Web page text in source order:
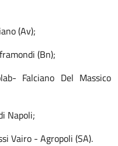
(Av);
(Bn);
Falciano Del Massico
Napoli;
Vairo - Agropoli (SA).